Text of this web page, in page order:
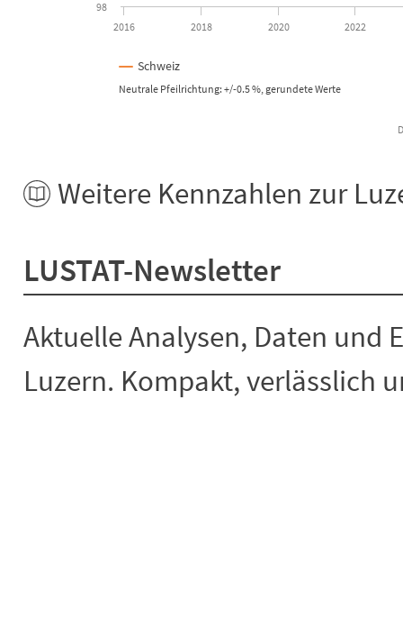
Neutrale Pfeilrichtung: +/-0.5 %, gerundete Werte
Schweiz
2016 2018 2020 2022
98
Weitere Kennzahlen zur
LUSTAT-Newsletter
Aktuelle Analysen, Daten und
Luzern. Kompakt, verlässlich